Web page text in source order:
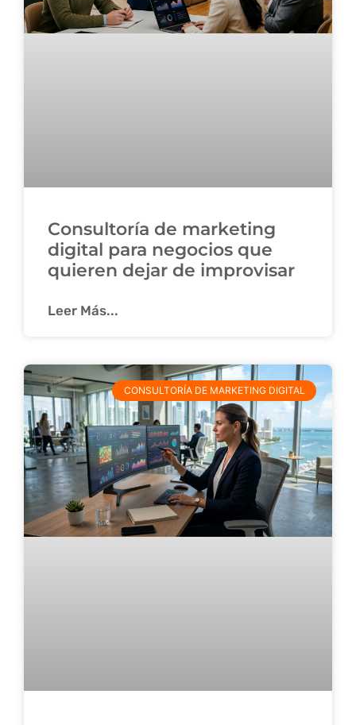
Consultoría de marketing
digital para negocios que
quieren dejar de improvisar
Leer Más...
CONSULTORÍA DE MARKETING DIGITAL